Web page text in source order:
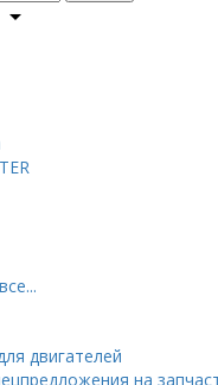
arrow_drop_down
двигателей
на